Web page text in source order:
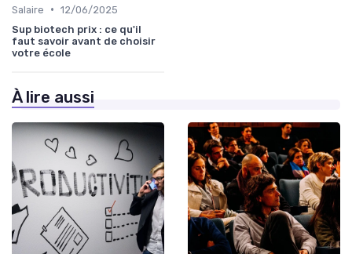
Salaire • 12/06/2025
Sup biotech prix : ce qu'il
faut savoir avant de choisir
votre école
À lire aussi